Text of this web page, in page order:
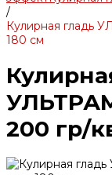
/
Кулирная гладь
180 см
200 гр/